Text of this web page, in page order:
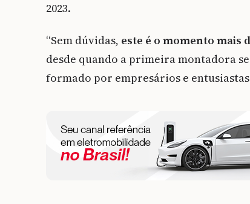
2023.
“Sem dúvidas, este é o momento mais
desde quando a primeira montadora
formado por empresários e